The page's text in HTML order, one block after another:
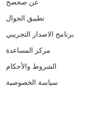
تطبيق الجوال
برنامج الاصدار التجريبي
مركز المساعدة
الشروط والأحكام
سياسة الخصوصية